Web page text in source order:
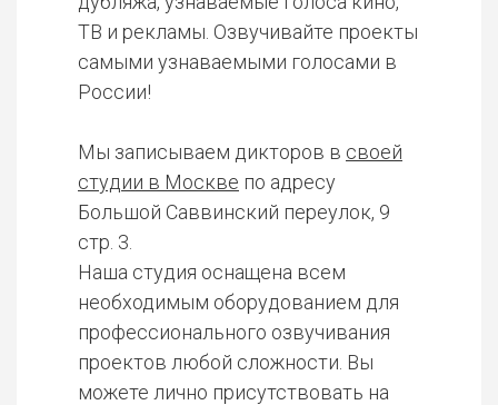
ТВ и рекламы. Озвучивайте проекты
самыми узнаваемыми голосами в
России!
Мы записываем дикторов в своей
студии в Москве по адресу
Большой Саввинский переулок, 9
стр. 3.
Наша студия оснащена всем
необходимым оборудованием для
профессионального озвучивания
проектов любой сложности. Вы
можете лично присутствовать на